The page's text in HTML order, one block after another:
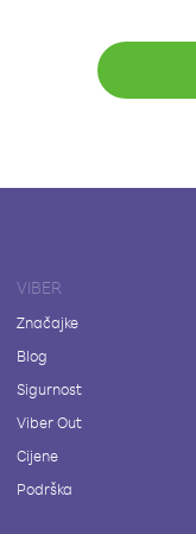
VIBER
Značajke
Blog
Sigurnost
Viber Out
Cijene
Podrška